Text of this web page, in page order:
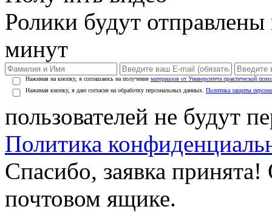
Ролики будут
минут
Нажимая на кнопку, я соглашаюсь на получение материалов от Университета практической
Нажимая кнопку, я даю согласие на обработку персональных данных. Политика защиты
пользователей не будут
Политика
Спасибо, заявка
почтовом ящике.